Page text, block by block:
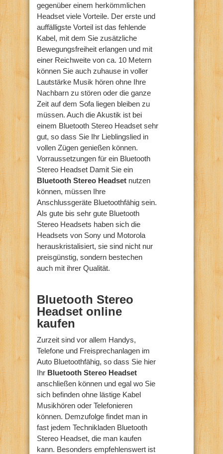
gegenüber einem herkömmlichen
Headset viele Vorteile. Der erste und
auffälligste Vorteil ist das fehlende
Kabel, mit dem Sie zusätzliche
Bewegungsfreiheit erlangen und mit
einer Reichweite von ca. 10 Metern
können Sie auch zuhause in voller
Lautstärke Musik hören ohne Ihre
Nachbarn zu stören oder die ganze
Zeit auf dem Sofa liegen bleiben zu
müssen. Auch die Akustik ist bei
einem Bluetooth Stereo Headset sehr
gut, so dass Sie Ihr Lieblingslied in
vollen Zügen genießen können.
Vorraussetzungen für ein Bluetooth
Stereo Headset Damit Sie ein
Bluetooth Stereo Headset nutzen
können, müssen Ihre
Anschlussgeräte Bluetoothfähig sein.
Als gute bis sehr gute Bluetooth
Stereo Headsets haben sich die
Headsets von Sony und Motorola
herauskristalisiert, sie sind nicht nur
preisgünstig, sondern bestechen
auch mit ihrer Qualität.
Bluetooth Stereo
Headset online
kaufen
Zurzeit sind vor allem Handys,
Telefone und Freisprechanlagen im
Auto Bluetoothfähig, so dass Sie hier
Ihr Bluetooth Stereo Headset
anschließen können und egal wo Sie
sich befinden ohne lästige Kabel
Musikhören oder Telefonieren
können. Demzufolge findet man in
fast jedem Technikladen Bluetooth
Stereo Headset, die man kaufen
kann. Besonders empfehlenswert ist